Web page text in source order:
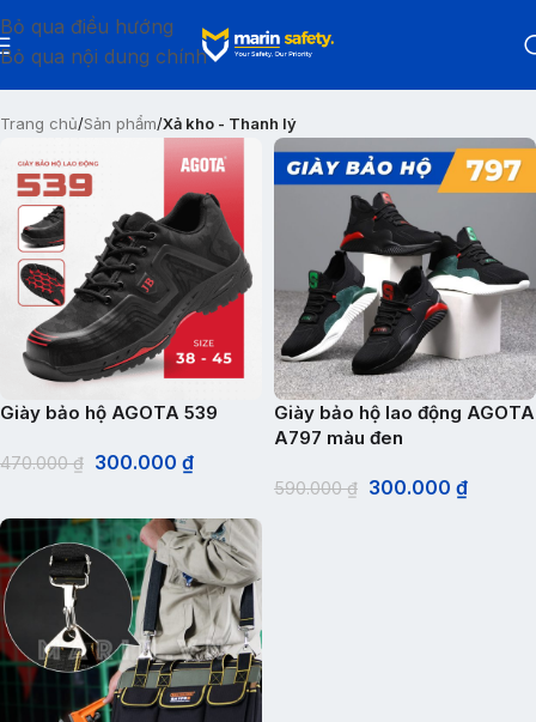
Bỏ qua điều hướng
Bỏ qua nội dung chính
Trang chủ/Sản phẩm/Xả kho - Thanh lý
Giày bảo hộ AGOTA 539
470.000₫ 300.000 ₫
Giày bảo hộ lao động AGOTA
A797 màu đen
590.000₫ 300.000 ₫